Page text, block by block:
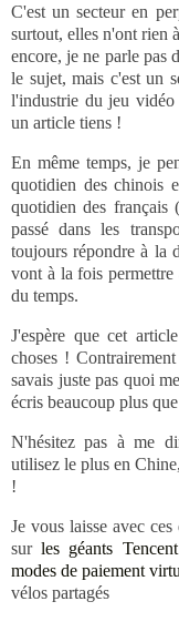
C'est un secteur en
surtout, elles n'ont rien
encore, je ne parle pas
le sujet, mais c'est un
l'industrie du jeu
un article tiens !
En même temps, je
quotidien des chinois
quotidien des français
passé dans les
toujours répondre à la
vont à la fois permettre
du temps.
J'espère que cet
choses !
savais juste pas quoi
écris beaucoup plus
N'hésitez pas à me
utilisez le plus en
!
Je vous laisse avec
surles géants
modes de paiement
vélos partagés